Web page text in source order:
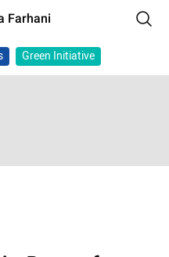
Farhani
Green Initiative